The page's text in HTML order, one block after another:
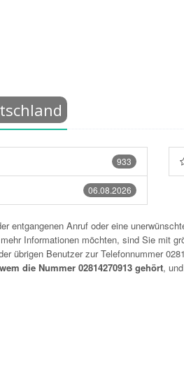
933
06.08.2026
entgangenen Anruf oder eine
Informationen möchten, sind Sie mit
übrigen Benutzer zur Telefonnummer
wem die Nummer 02814270913 gehört,